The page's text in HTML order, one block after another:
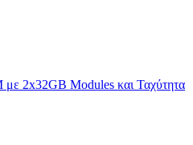
2x32GB Modules και Ταχύτητα